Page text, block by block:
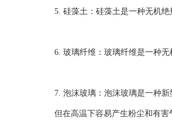
5. 硅藻土：硅藻土是一种无机
6. 玻璃纤维：玻璃纤维是一种
7. 泡沫玻璃：泡沫玻璃是一种
但在高温下容易产生粉尘和有害